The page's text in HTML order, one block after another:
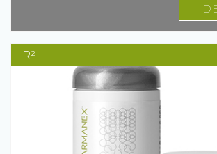
R²